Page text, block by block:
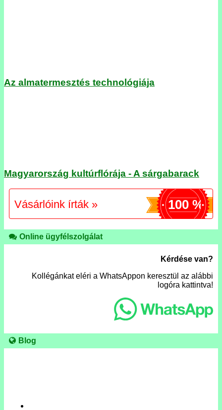
Az almatermesztés technológiája
Magyarország kultúrflórája - A sárgabarack
Vásárlóink írták » 100 %
Online ügyfélszolgálat
Kérdése van?
Kollégánkat eléri a WhatsAppon keresztül az alábbi
logóra kattintva!
Blog